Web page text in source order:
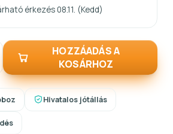
érkezés 08.11. (Kedd)
HOZZÁADÁS A
KOSÁRHOZ
Hivatalos jótállás